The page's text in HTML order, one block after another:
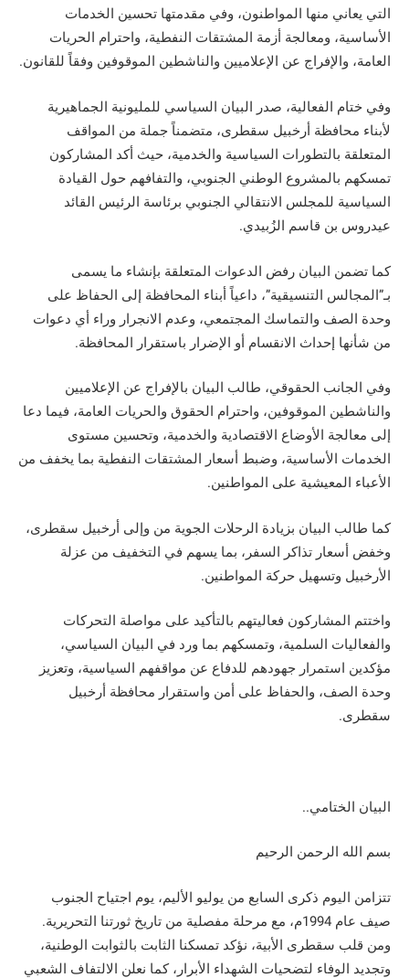
التي يعاني منها المواطنون، وفي مقدمتها تحسين الخدمات
الأساسية، ومعالجة أزمة المشتقات النفطية، واحترام الحريات
العامة، والإفراج عن الإعلاميين والناشطين الموقوفين وفقاً للقانون.
وفي ختام الفعالية، صدر البيان السياسي للمليونية الجماهيرية
لأبناء محافظة أرخبيل سقطرى، متضمناً جملة من المواقف
المتعلقة بالتطورات السياسية والخدمية، حيث أكد المشاركون
تمسكهم بالمشروع الوطني الجنوبي، والتفافهم حول القيادة
السياسية للمجلس الانتقالي الجنوبي برئاسة الرئيس القائد
عيدروس بن قاسم الزُبيدي.
كما تضمن البيان رفض الدعوات المتعلقة بإنشاء ما يسمى
بـ”المجالس التنسيقية”، داعياً أبناء المحافظة إلى الحفاظ على
وحدة الصف والتماسك المجتمعي، وعدم الانجرار وراء أي دعوات
من شأنها إحداث الانقسام أو الإضرار باستقرار المحافظة.
وفي الجانب الحقوقي، طالب البيان بالإفراج عن الإعلاميين
والناشطين الموقوفين، واحترام الحقوق والحريات العامة، فيما دعا
إلى معالجة الأوضاع الاقتصادية والخدمية، وتحسين مستوى
الخدمات الأساسية، وضبط أسعار المشتقات النفطية بما يخفف من
الأعباء المعيشية على المواطنين.
كما طالب البيان بزيادة الرحلات الجوية من وإلى أرخبيل سقطرى،
وخفض أسعار تذاكر السفر، بما يسهم في التخفيف من عزلة
الأرخبيل وتسهيل حركة المواطنين.
واختتم المشاركون فعاليتهم بالتأكيد على مواصلة التحركات
والفعاليات السلمية، وتمسكهم بما ورد في البيان السياسي،
مؤكدين استمرار جهودهم للدفاع عن مواقفهم السياسية، وتعزيز
وحدة الصف، والحفاظ على أمن واستقرار محافظة أرخبيل
سقطرى.
البيان الختامي..
بسم الله الرحمن الرحيم
تتزامن اليوم ذكرى السابع من يوليو الأليم، يوم اجتياح الجنوب
صيف عام 1994م، مع مرحلة مفصلية من تاريخ ثورتنا التحريرية.
ومن قلب سقطرى الأبية، نؤكد تمسكنا الثابت بالثوابت الوطنية،
وتجديد الوفاء لتضحيات الشهداء الأبرار، كما نعلن الالتفاف الشعبي